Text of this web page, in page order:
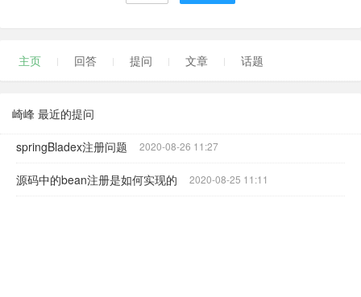
主页 回答 提问 文章 话题
崎峰 最近的提问
springBladex注册问题 2020-08-26 11:27
源码中的bean注册是如何实现的 2020-08-25 11:11